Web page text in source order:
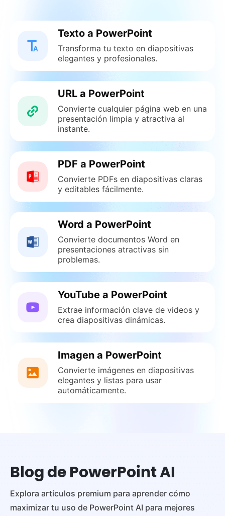
Texto a PowerPoint
Transforma tu texto en diapositivas
elegantes y profesionales.
URL a PowerPoint
Convierte cualquier página web en una
presentación limpia y atractiva al
instante.
PDF a PowerPoint
Convierte PDFs en diapositivas claras
y editables fácilmente.
Word a PowerPoint
Convierte documentos Word en
presentaciones atractivas sin
problemas.
YouTube a PowerPoint
Extrae información clave de videos y
crea diapositivas dinámicas.
Imagen a PowerPoint
Convierte imágenes en diapositivas
elegantes y listas para usar
automáticamente.
Blog de PowerPoint AI
Explora artículos premium para aprender cómo
maximizar tu uso de PowerPoint AI para mejores